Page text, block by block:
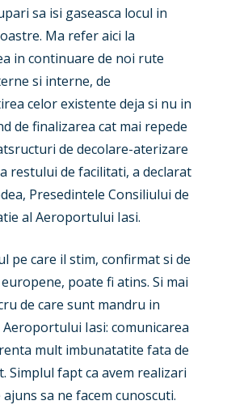
sa isi gaseasca locul in
Ma refer aici la
in continuare de noi rute
si interne, de
celor existente deja si nu in
de finalizarea cat mai repede
de decolare-aterizare
restului de facilitati, a declarat
Presedintele Consiliului de
al Aeroportului Iasi.
pe care il stim, confirmat si de
poate fi atins. Si mai
de care sunt mandru in
Iasi: comunicarea
mult imbunatatite fata de
Simplul fapt ca avem realizari
sa ne facem cunoscuti.
New Routes
Industry
Accidents / Incidents
Airshows
Dubai 2025
Paris 2025
Farnborough 2024
Paris 2023
Dubai 2019
Paris 2019
Business Jets
Military
Trip Reports
Marketplace
Jobs
Contact